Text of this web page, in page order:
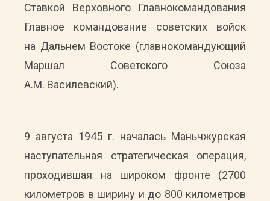
Ставкой Верховного Главнокомандования
Главное командование советских войск
на Дальнем Востоке (главнокомандующий
Маршал Советского Союза
А.М. Василевский).
9 августа 1945 г. началась Маньчжурская
наступательная стратегическая операция,
проходившая на широком фронте (2700
километров в ширину и до 800 километров